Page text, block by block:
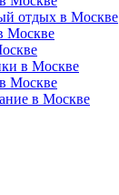
отдых в Москве
Москве
в Москве
Москве
в Москве